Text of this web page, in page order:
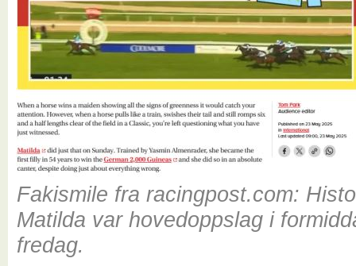
Fakismile fra racingpost.com:
Matilda var hovedoppslag i
fredag.